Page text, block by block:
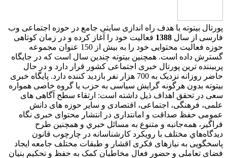
پورتال بیتوته با هدف راه اندازی سایتی جامع در حوزه اجتماعی وب
فارسی از سال 1388 فعالیت خود را آغاز کرده و در زمان کوتاهی
حوزه فعالیت محتوایی خود را به بیش از 150 عنوان مجموعه
گسترش داده است. همچنین بیتوته چندین سال است که در جایگاه
پربیننده ترین پورتال خبری اجتماعی کشور قرار دارد و در حال
حاضر روزانه نزدیک به 700 هزار نفر بازدید کننده دارد. پایگاه خبری
بیتوته بدون هرگونه گرایش سیاسی به حزب یا گروه خاصی همواره
سعی در تحقق اهداف ذیل داشته است: ارتقاء سطح آگاهی های
علمی، فرهنگی، اجتماعی، اقتصادی و سایر حوزه های دانش
عمومی حفظ صداقت و امانتداری در انتشار محتوای خبری نگاه
فراگير، همه‌جانبه و متنوع به مسائل خبري و همچنین طرح
ديدگاه‌هاي مختلف با رويكرد كارشناسانه در چارچوب قانون
پاسخگویی به نیازهای فکری اقشار و طبقات مختلف جامعه ایجاد
فضای تعاملی و حضور فعال مخاطبان کمک به حفظ و تحکیم بنیان